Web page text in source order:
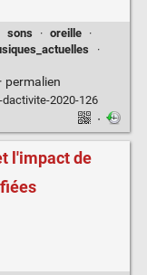
sons · oreille
·
·
permalien
2020-126
·
l'impact de